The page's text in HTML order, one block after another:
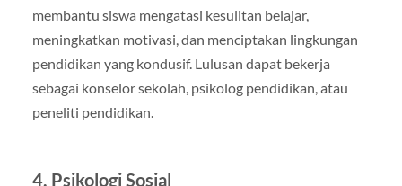
membantu siswa mengatasi kesulitan belajar,
meningkatkan motivasi, dan menciptakan lingkungan
pendidikan yang kondusif. Lulusan dapat bekerja
sebagai konselor sekolah, psikolog pendidikan, atau
peneliti pendidikan.
4. Psikologi Sosial